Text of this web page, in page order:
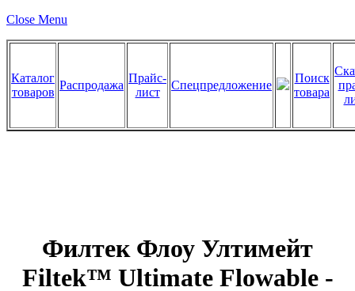
Close Menu
Каталог
товаров
Распродажа
Прайс-
лист
Спецпредложение
Поиск
товара
Филтек Флоу Ултимейт
Filtek™ Ultimate Flowable -